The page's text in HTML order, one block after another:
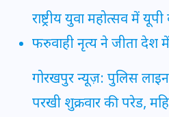
राष्ट्रीय युवा महोत्सव में
फरुवाही नृत्य ने जीता देश
गोरखपुर न्यूज़: पुलिस
परखी शुक्रवार की परेड,